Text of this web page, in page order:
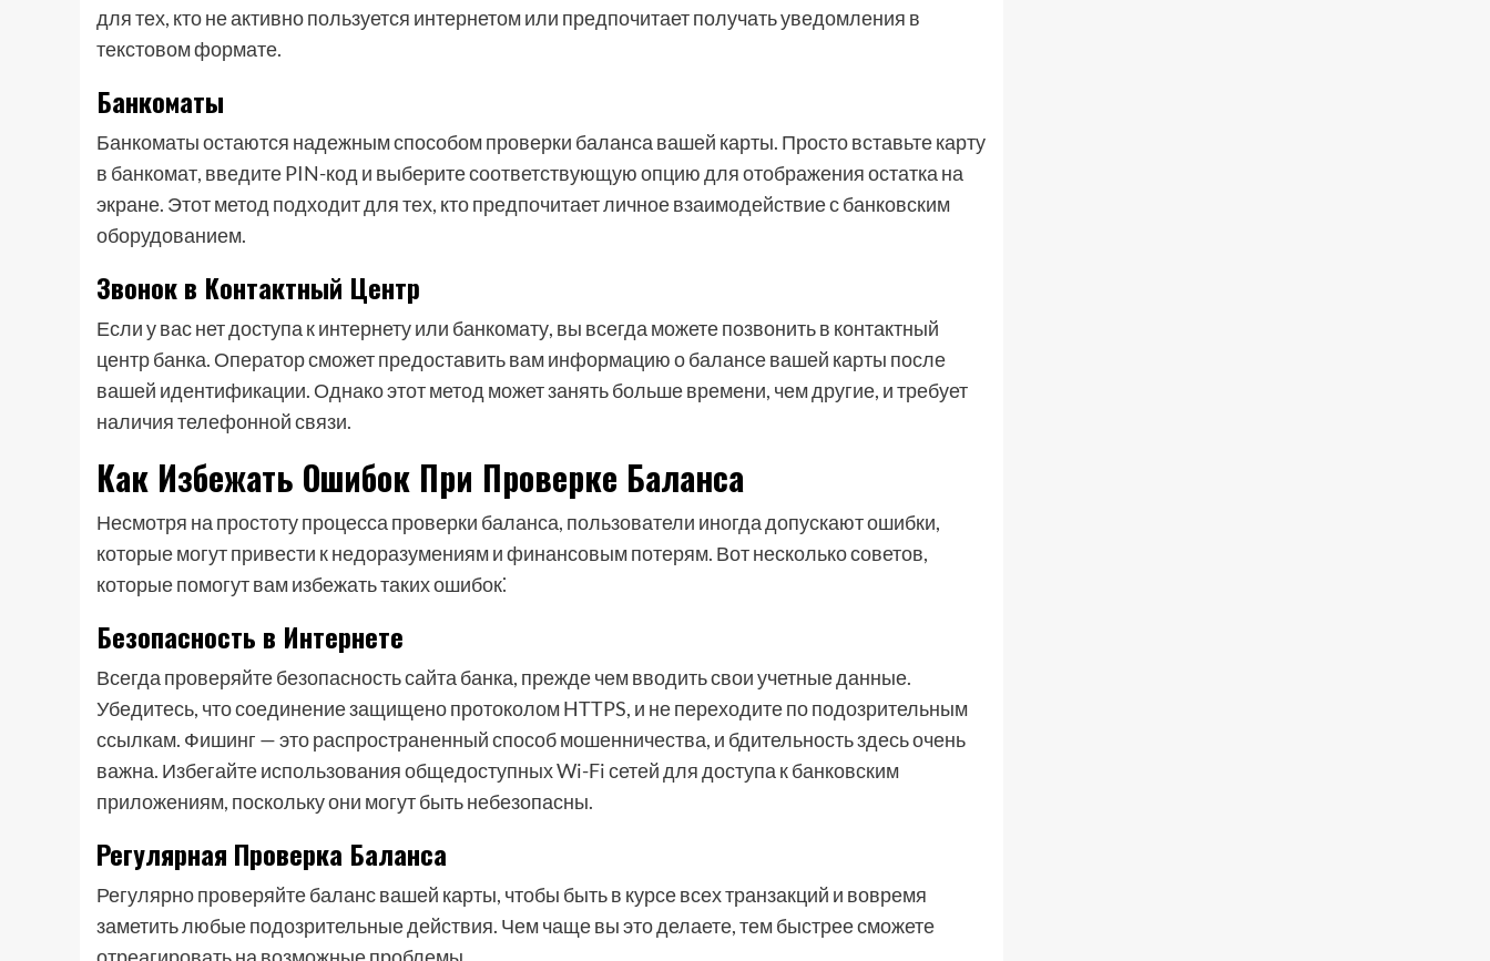
для тех, кто не активно пользуется интернетом или предпочитает получать уведомления в
текстовом формате.
Банкоматы
Банкоматы остаются надежным способом проверки баланса вашей карты. Просто вставьте карту
в банкомат, введите PIN-код и выберите соответствующую опцию для отображения остатка на
экране. Этот метод подходит для тех, кто предпочитает личное взаимодействие с банковским
оборудованием.
Звонок в Контактный Центр
Если у вас нет доступа к интернету или банкомату, вы всегда можете позвонить в контактный
центр банка. Оператор сможет предоставить вам информацию о балансе вашей карты после
вашей идентификации. Однако этот метод может занять больше времени, чем другие, и требует
наличия телефонной связи.
Как Избежать Ошибок При Проверке Баланса
Несмотря на простоту процесса проверки баланса, пользователи иногда допускают ошибки,
которые могут привести к недоразумениям и финансовым потерям. Вот несколько советов,
которые помогут вам избежать таких ошибок⁚
Безопасность в Интернете
Всегда проверяйте безопасность сайта банка, прежде чем вводить свои учетные данные.
Убедитесь, что соединение защищено протоколом HTTPS, и не переходите по подозрительным
ссылкам. Фишинг — это распространенный способ мошенничества, и бдительность здесь очень
важна. Избегайте использования общедоступных Wi-Fi сетей для доступа к банковским
приложениям, поскольку они могут быть небезопасны.
Регулярная Проверка Баланса
Регулярно проверяйте баланс вашей карты, чтобы быть в курсе всех транзакций и вовремя
заметить любые подозрительные действия. Чем чаще вы это делаете, тем быстрее сможете